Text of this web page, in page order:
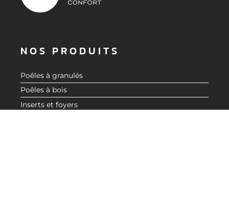
DEMANDER UN DEVIS
NOS PRODUITS
Poêles à granulés
Poêles à bois
Inserts et foyers